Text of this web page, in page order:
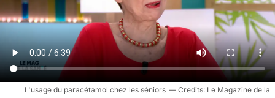
L'usage du paracétamol chez les séniors
Le Magazine de la